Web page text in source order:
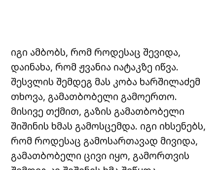
იგი ამბობს, რომ როდესაც შევიდა,
დაინახა, რომ ჟვანია იატაკზე იწვა.
შესვლის შემდეგ მას კობა ხარშილაძემ
თხოვა, გამათბობელი გამოერთო.
მისივე თქმით, გაზის გამათბობელი
შიშინის ხმას გამოსცემდა. იგი იხსენებს,
რომ როდესაც გამოსართავად მივიდა,
გამათბობელი ცივი იყო, გამორთვის